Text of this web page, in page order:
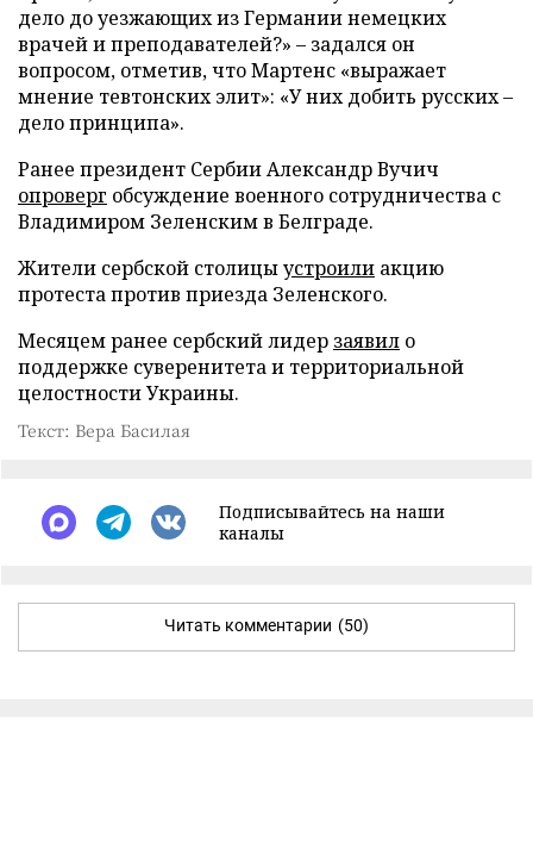
дело до уезжающих из Германии немецких
врачей и преподавателей?» – задался он
вопросом, отметив, что Мартенс «выражает
мнение тевтонских элит»: «У них добить русских –
дело принципа».
Ранее президент Сербии Александр Вучич
опроверг обсуждение военного сотрудничества с
Владимиром Зеленским в Белграде.
Жители сербской столицыустроили акцию
протеста против приезда Зеленского.
Месяцем ранее сербский лидер заявил о
поддержке суверенитета и территориальной
целостности Украины.
Текст: Вера Басилая
Подписывайтесь на наши
каналы
Читать комментарии (50)